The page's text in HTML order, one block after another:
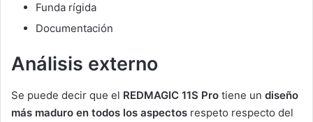
Funda rígida
Documentación
Análisis externo
Se puede decir que el REDMAGIC 11S Pro tiene un diseño
más maduro en todos los aspectos respeto respecto del